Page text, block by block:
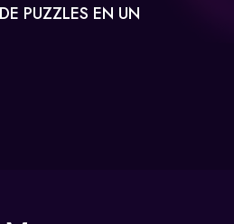
PUZZLES EN UN